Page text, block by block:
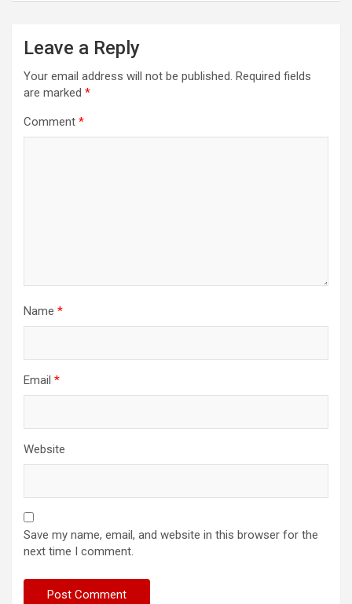
Leave a Reply
Your email address will not be published. Required fields
are marked *
Comment *
Name *
Email *
Website
Save my name, email, and website in this browser for the
next time I comment.